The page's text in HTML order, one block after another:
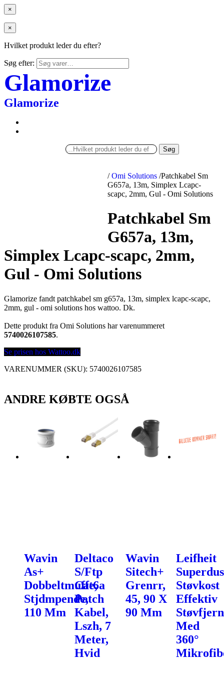
×
×
Hvilket produkt leder du efter?
Søg efter:
Glamorize
Glamorize
Søg
/ Omi Solutions /Patchkabel Sm
G657a, 13m, Simplex Lcapc-
scapc, 2mm, Gul - Omi Solutions
Patchkabel Sm
G657a, 13m,
Simplex Lcapc-scapc, 2mm,
Gul - Omi Solutions
Glamorize fandt patchkabel sm g657a, 13m, simplex lcapc-scapc,
2mm, gul - omi solutions hos wattoo. Dk.
Dette produkt fra Omi Solutions har varenummeret
5740026107585.
Se prisen hos Wattoo.dk
VARENUMMER (SKU): 5740026107585
ANDRE KØBTE OGSÅ
Wavin
As+
Dobbeltmuffe,
Stjdmpende,
110 Mm
Deltaco
S/Ftp
Cat6a
Patch
Kabel,
Lszh, 7
Meter,
Hvid
Wavin
Sitech+
Grenrr,
45, 90 X
90 Mm
Leifheit
Støvkost
Effektiv
Med
360°